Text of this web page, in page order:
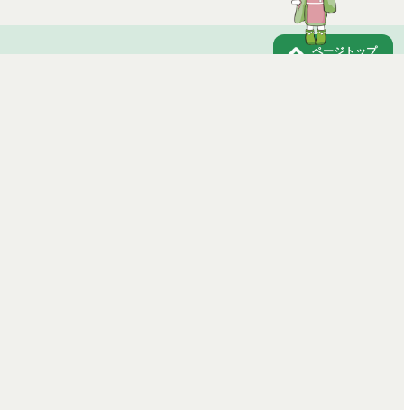
訓練等給付費に係る標準利用期間経過後の更新につ
いて
ページトップ